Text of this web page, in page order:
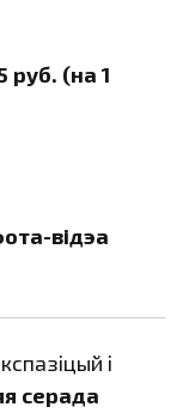
руб. (на 1
відэа
і
серада